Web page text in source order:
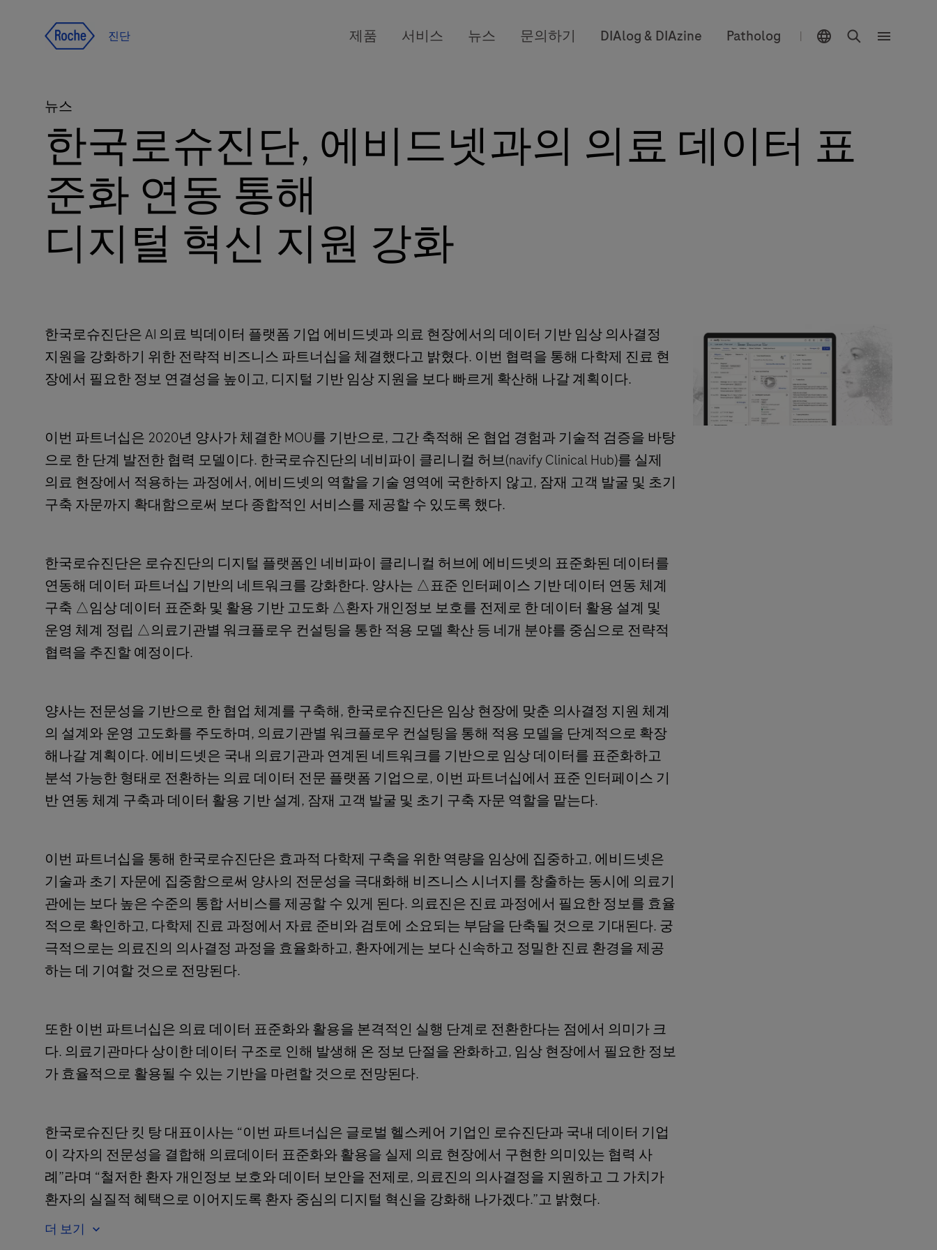
진단 제품 서비스 뉴스 문의하기 DIAlog & DIAzine Patholog |
뉴스
한국로슈진단, 에비드넷과의 의료 데이터 표
준화 연동 통해
디지털 혁신 지원 강화
한국로슈진단은 AI 의료 빅데이터 플랫폼 기업 에비드넷과 의료 현장에서의 데이터 기반 임상 의사결정
지원을 강화하기 위한 전략적 비즈니스 파트너십을 체결했다고 밝혔다. 이번 협력을 통해 다학제 진료 현
장에서 필요한 정보 연결성을 높이고, 디지털 기반 임상 지원을 보다 빠르게 확산해 나갈 계획이다.
이번 파트너십은 2020년 양사가 체결한 MOU를 기반으로, 그간 축적해 온 협업 경험과 기술적 검증을 바탕
으로 한 단계 발전한 협력 모델이다. 한국로슈진단의 네비파이 클리니컬 허브(navify Clinical Hub)를 실제
의료 현장에서 적용하는 과정에서, 에비드넷의 역할을 기술 영역에 국한하지 않고, 잠재 고객 발굴 및 초기
구축 자문까지 확대함으로써 보다 종합적인 서비스를 제공할 수 있도록 했다.
한국로슈진단은 로슈진단의 디지털 플랫폼인 네비파이 클리니컬 허브에 에비드넷의 표준화된 데이터를
연동해 데이터 파트너십 기반의 네트워크를 강화한다. 양사는 △표준 인터페이스 기반 데이터 연동 체계
구축 △임상 데이터 표준화 및 활용 기반 고도화 △환자 개인정보 보호를 전제로 한 데이터 활용 설계 및
운영 체계 정립 △의료기관별 워크플로우 컨설팅을 통한 적용 모델 확산 등 네개 분야를 중심으로 전략적
협력을 추진할 예정이다.
양사는 전문성을 기반으로 한 협업 체계를 구축해, 한국로슈진단은 임상 현장에 맞춘 의사결정 지원 체계
의 설계와 운영 고도화를 주도하며, 의료기관별 워크플로우 컨설팅을 통해 적용 모델을 단계적으로 확장
해나갈 계획이다. 에비드넷은 국내 의료기관과 연계된 네트워크를 기반으로 임상 데이터를 표준화하고
분석 가능한 형태로 전환하는 의료 데이터 전문 플랫폼 기업으로, 이번 파트너십에서 표준 인터페이스 기
반 연동 체계 구축과 데이터 활용 기반 설계, 잠재 고객 발굴 및 초기 구축 자문 역할을 맡는다.
이번 파트너십을 통해 한국로슈진단은 효과적 다학제 구축을 위한 역량을 임상에 집중하고, 에비드넷은
기술과 초기 자문에 집중함으로써 양사의 전문성을 극대화해 비즈니스 시너지를 창출하는 동시에 의료기
관에는 보다 높은 수준의 통합 서비스를 제공할 수 있게 된다. 의료진은 진료 과정에서 필요한 정보를 효율
적으로 확인하고, 다학제 진료 과정에서 자료 준비와 검토에 소요되는 부담을 단축될 것으로 기대된다. 궁
극적으로는 의료진의 의사결정 과정을 효율화하고, 환자에게는 보다 신속하고 정밀한 진료 환경을 제공
하는 데 기여할 것으로 전망된다.
또한 이번 파트너십은 의료 데이터 표준화와 활용을 본격적인 실행 단계로 전환한다는 점에서 의미가 크
다. 의료기관마다 상이한 데이터 구조로 인해 발생해 온 정보 단절을 완화하고, 임상 현장에서 필요한 정보
가 효율적으로 활용될 수 있는 기반을 마련할 것으로 전망된다.
한국로슈진단 킷 탕 대표이사는 “이번 파트너십은 글로벌 헬스케어 기업인 로슈진단과 국내 데이터 기업
이 각자의 전문성을 결합해 의료데이터 표준화와 활용을 실제 의료 현장에서 구현한 의미있는 협력 사
례”라며 “철저한 환자 개인정보 보호와 데이터 보안을 전제로, 의료진의 의사결정을 지원하고 그 가치가
환자의 실질적 혜택으로 이어지도록 환자 중심의 디지털 혁신을 강화해 나가겠다.”고 밝혔다.
더 보기